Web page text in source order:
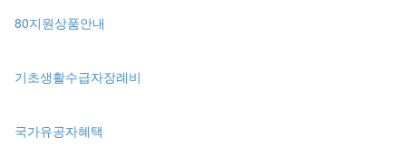
80지원상품안내
기초생활수급자장례비
국가유공자혜택